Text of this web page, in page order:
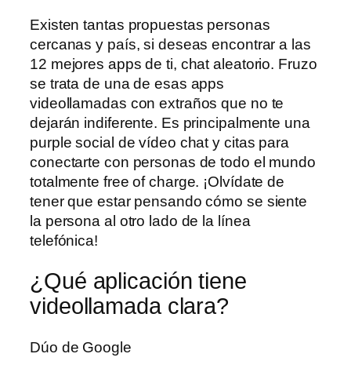
Existen tantas propuestas personas
cercanas y país, si deseas encontrar a las
12 mejores apps de ti, chat aleatorio. Fruzo
se trata de una de esas apps
videollamadas con extraños que no te
dejarán indiferente. Es principalmente una
purple social de vídeo chat y citas para
conectarte con personas de todo el mundo
totalmente free of charge. ¡Olvídate de
tener que estar pensando cómo se siente
la persona al otro lado de la línea
telefónica!
¿Qué aplicación tiene
videollamada clara?
Dúo de Google